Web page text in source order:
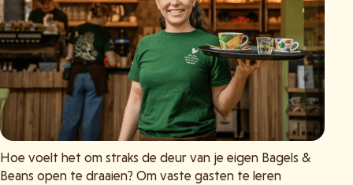
Hoe voelt het om straks de deur van je eigen Bagels &
Beans open te draaien? Om vaste gasten te leren